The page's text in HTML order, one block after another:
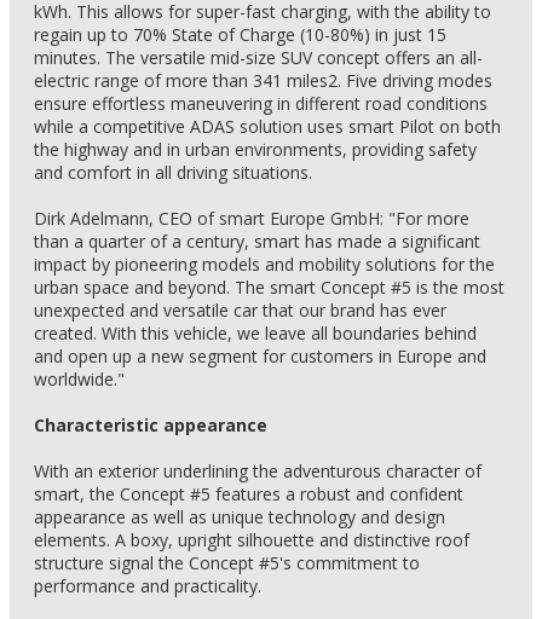
kWh. This allows for super-fast charging, with the ability to
regain up to 70% State of Charge (10-80%) in just 15
minutes. The versatile mid-size SUV concept offers an all-
electric range of more than 341 miles2. Five driving modes
ensure effortless maneuvering in different road conditions
while a competitive ADAS solution uses smart Pilot on both
the highway and in urban environments, providing safety
and comfort in all driving situations.
Dirk Adelmann, CEO of smart Europe GmbH: "For more
than a quarter of a century, smart has made a significant
impact by pioneering models and mobility solutions for the
urban space and beyond. The smart Concept #5 is the most
unexpected and versatile car that our brand has ever
created. With this vehicle, we leave all boundaries behind
and open up a new segment for customers in Europe and
worldwide."
Characteristic appearance
With an exterior underlining the adventurous character of
smart, the Concept #5 features a robust and confident
appearance as well as unique technology and design
elements. A boxy, upright silhouette and distinctive roof
structure signal the Concept #5's commitment to
performance and practicality.